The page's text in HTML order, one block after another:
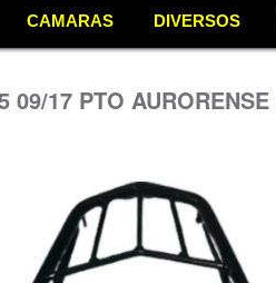
CAMARAS DIVERSOS
09/17 PTO AURORENSE